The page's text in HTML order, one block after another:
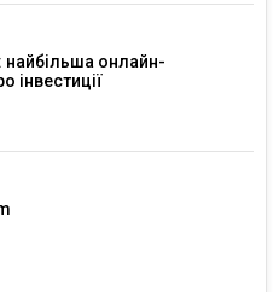
найбільша онлайн-
інвестиції